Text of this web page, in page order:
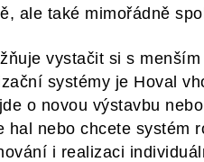
ale také mimořádně
vystačit si s
systémy je Hoval
o novou výstavbu
nebo chcete systém
i realizaci